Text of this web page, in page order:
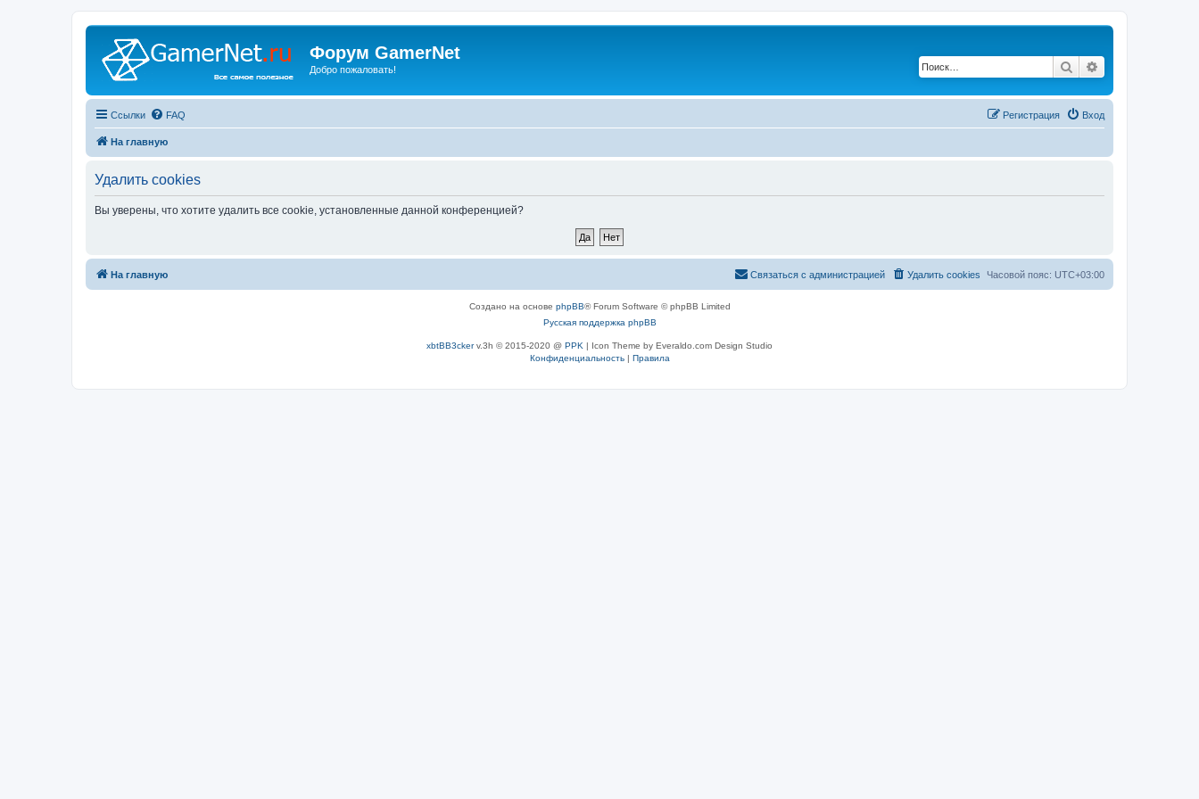
Форум GamerNet
Добро пожаловать! Поиск
Ссылки FAQ Вход
Регистрация
На главную
Удалить cookies
Вы уверены, что хотите удалить все cookie, установленные данной конференцией?
На главную Часовой пояс: UTC+03:00
Удалить cookies
Связаться с администрацией
Создано на основе phpBB® Forum Software © phpBB Limited
Русская поддержка phpBB
xbtBB3ckerv.3h © 2015-2020 @ PPK | Icon Theme by Everaldo.com Design Studio
Конфиденциальность| Правила